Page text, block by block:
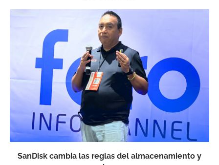
SanDisk cambia las reglas del almacenamiento y